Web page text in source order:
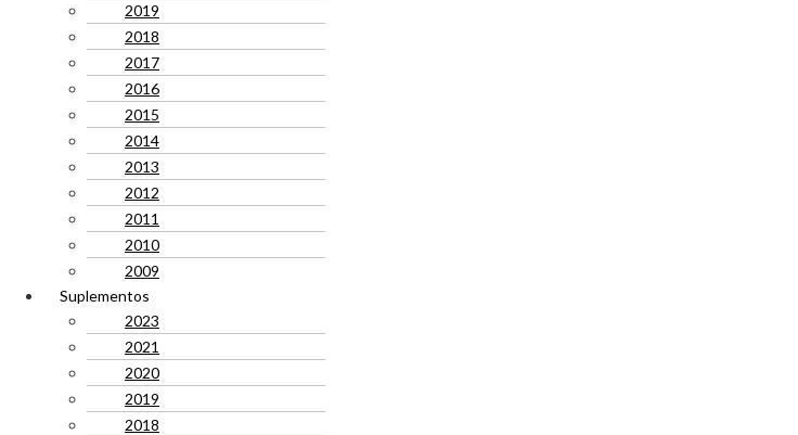
2019
2018
2017
2016
2015
2014
2013
2012
2011
2010
2009
Suplementos
2023
2021
2020
2019
2018